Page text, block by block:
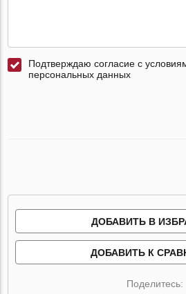
Подтверждаю согласие с
персональных данных
ДОБАВИТЬ В
ДОБАВИТЬ К
Поделитесь: